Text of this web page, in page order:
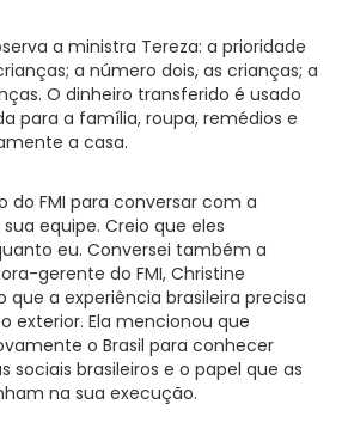
a ministra Tereza: a prioridade
a número dois, as crianças; a
O dinheiro transferido é usado
para a família, roupa, remédios e
a casa.
do FMI para conversar com a
equipe. Creio que eles
eu. Conversei também a
gerente do FMI, Christine
que a experiência brasileira precisa
exterior. Ela mencionou que
o Brasil para conhecer
sociais brasileiros e o papel que as
na sua execução.